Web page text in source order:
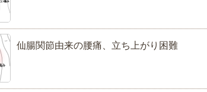
仙腸関節由来の腰痛、立ち上がり困難